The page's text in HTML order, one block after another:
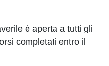
è aperta a tutti gli
completati entro il